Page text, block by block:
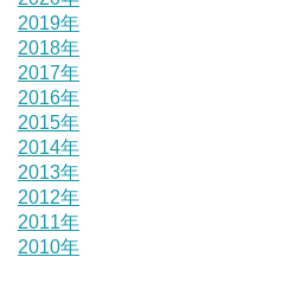
2019年
2018年
2017年
2016年
2015年
2014年
2013年
2012年
2011年
2010年